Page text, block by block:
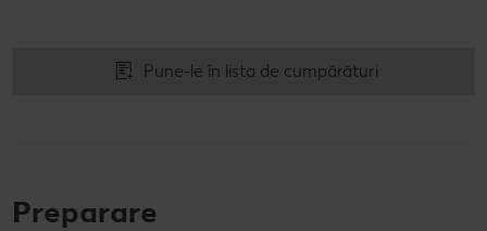
Pune-le în lista de cumpărături
Preparare